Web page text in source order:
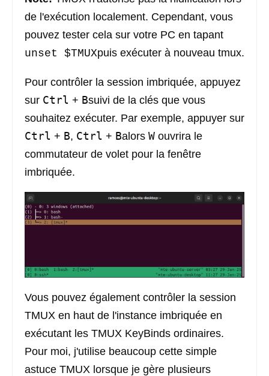
de l'exécution localement. Cependant, vous
pouvez tester cela sur votre PC en tapant
unset $TMUXpuis exécuter à nouveau tmux.
Pour contrôler la session imbriquée, appuyez
sur Ctrl + Bsuivi de la clés que vous
souhaitez exécuter. Par exemple, appuyer sur
Ctrl + B, Ctrl + Balors W ouvrira le
commutateur de volet pour la fenêtre
imbriquée.
Vous pouvez également contrôler la session
TMUX en haut de l'instance imbriquée en
exécutant les TMUX KeyBinds ordinaires.
Pour moi, j'utilise beaucoup cette simple
astuce TMUX lorsque je gère plusieurs